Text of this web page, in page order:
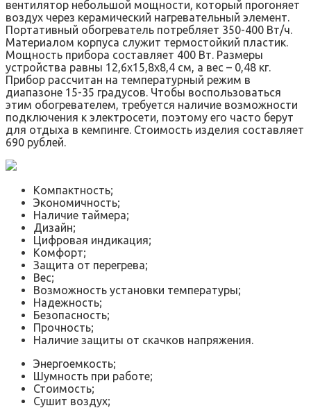
вентилятор небольшой мощности, который прогоняет
воздух через керамический нагревательный элемент.
Портативный обогреватель потребляет 350-400 Вт/ч.
Материалом корпуса служит термостойкий пластик.
Мощность прибора составляет 400 Вт. Размеры
устройства равны 12,6х15,8х8,4 см, а вес – 0,48 кг.
Прибор рассчитан на температурный режим в
диапазоне 15-35 градусов. Чтобы воспользоваться
этим обогревателем, требуется наличие возможности
подключения к электросети, поэтому его часто берут
для отдыха в кемпинге. Стоимость изделия составляет
690 рублей.
Компактность;
Экономичность;
Наличие таймера;
Дизайн;
Цифровая индикация;
Комфорт;
Защита от перегрева;
Вес;
Возможность установки температуры;
Надежность;
Безопасность;
Прочность;
Наличие защиты от скачков напряжения.
Энергоемкость;
Шумность при работе;
Стоимость;
Сушит воздух;